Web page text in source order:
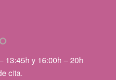
13:45h y 16:00h – 20h
cita.